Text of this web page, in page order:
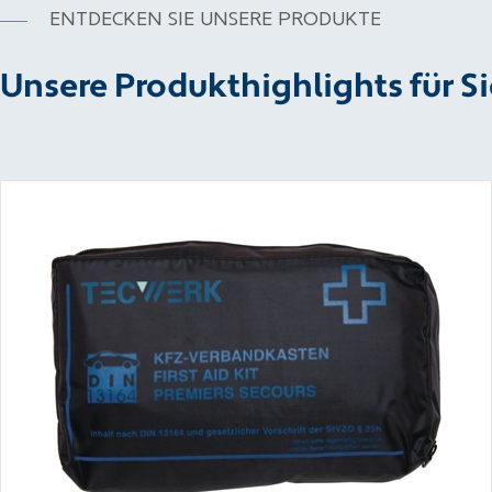
ENTDECKEN SIE UNSERE PRODUKTE
Unsere Produkthighlights für